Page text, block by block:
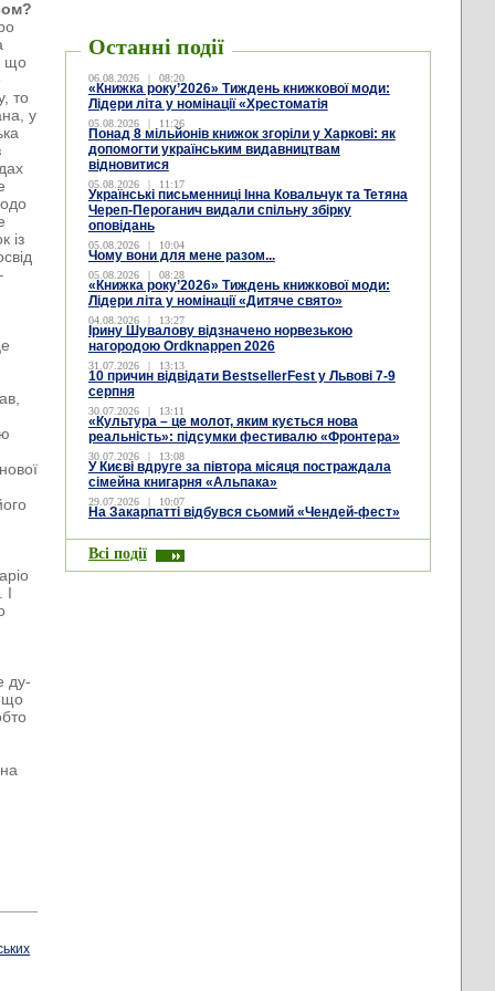
що
то
у
із
І
ду-
що
Останні події
06.08.2026 | 08:20
«Книжка року’2026» Тиждень книжкової моди:
Лідери літа у номінації «Хрестоматія
05.08.2026 | 11:26
Понад 8 мільйонів книжок згоріли у Харкові: як
допомогти українським видавництвам
відновитися
05.08.2026 | 11:17
Українські письменниці Інна Ковальчук та Тетяна
Череп-Пероганич видали спільну збірку
оповідань
05.08.2026 | 10:04
Чому вони для мене разом...
05.08.2026 | 08:28
«Книжка року’2026» Тиждень книжкової моди:
Лідери літа у номінації «Дитяче свято»
04.08.2026 | 13:27
Ірину Шувалову відзначено норвезькою
нагородою Ordknappen 2026
31.07.2026 | 13:13
10 причин відвідати BestsellerFest у Львові 7-9
серпня
30.07.2026 | 13:11
«Культура – це молот, яким кується нова
реальність»: підсумки фестивалю «Фронтера»
30.07.2026 | 13:08
У Києві вдруге за півтора місяця постраждала
сімейна книгарня «Альпака»
29.07.2026 | 10:07
На Закарпатті відбувся сьомий «Чендей-фест»
Всі події